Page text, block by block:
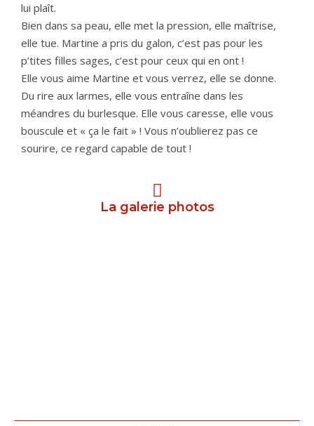
lui plaît.
Bien dans sa peau, elle met la pression, elle maîtrise,
elle tue. Martine a pris du galon, c’est pas pour les
p’tites filles sages, c’est pour ceux qui en ont !
Elle vous aime Martine et vous verrez, elle se donne.
Du rire aux larmes, elle vous entraîne dans les
méandres du burlesque. Elle vous caresse, elle vous
bouscule et « ça le fait » ! Vous n’oublierez pas ce
sourire, ce regard capable de tout !
La galerie photos